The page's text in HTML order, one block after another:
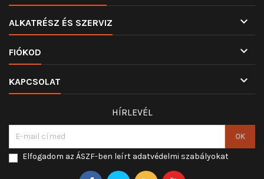
ALKATRÉSZ ÉS SZERVIZ 
FIÓKOD 
KAPCSOLAT 
HÍRLEVÉL
Elfogadom az ÁSZF-ben leírt adatvédelmi szabályokat